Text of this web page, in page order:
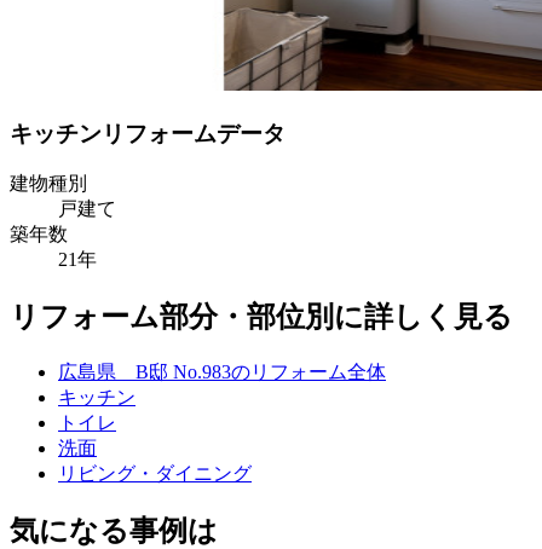
キッチンリフォームデータ
建物種別
戸建て
築年数
21年
リフォーム部分・部位別に詳しく見る
広島県 B邸 No.983のリフォーム全体
キッチン
トイレ
洗面
リビング・ダイニング
気になる事例は